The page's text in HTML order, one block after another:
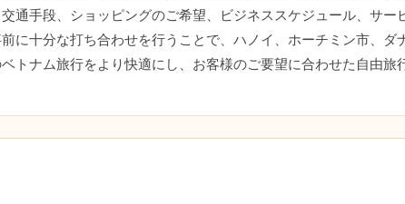
通手段、ショッピングのご希望、ビジネススケジュール、サー
に十分な打ち合わせを行うことで、ハノイ、ホーチミン市、ダ
トナム旅行をより快適にし、お客様のご要望に合わせた自由旅